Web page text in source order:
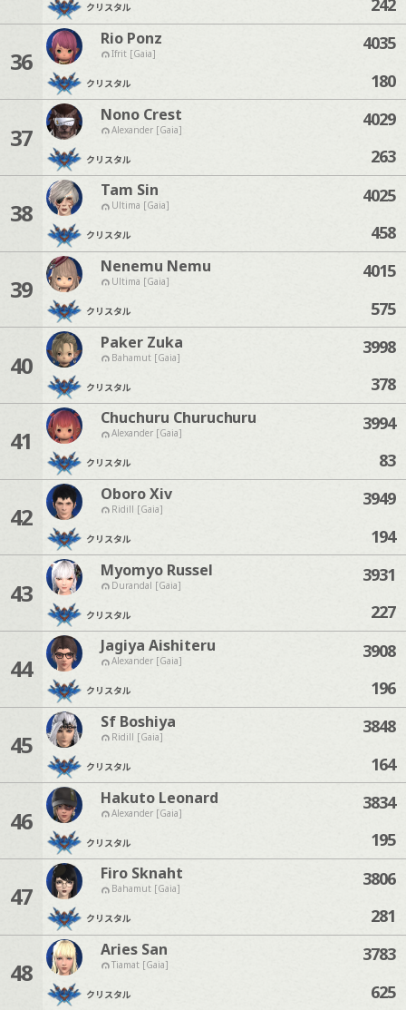
クリスタル 242
36
Rio Ponz
Ifrit [Gaia]
クリスタル
4035
180
37
Nono Crest
Alexander [Gaia]
クリスタル
4029
263
38
Tam Sin
Ultima [Gaia]
クリスタル
4025
458
39
Nenemu Nemu
Ultima [Gaia]
クリスタル
4015
575
40
Paker Zuka
Bahamut [Gaia]
クリスタル
3998
378
41
Chuchuru Churuchuru
Alexander [Gaia]
クリスタル
3994
83
42
Oboro Xiv
Ridill [Gaia]
クリスタル
3949
194
43
Myomyo Russel
Durandal [Gaia]
クリスタル
3931
227
44
Jagiya Aishiteru
Alexander [Gaia]
クリスタル
3908
196
45
Sf Boshiya
Ridill [Gaia]
クリスタル
3848
164
46
Hakuto Leonard
Alexander [Gaia]
クリスタル
3834
195
47
Firo Sknaht
Bahamut [Gaia]
クリスタル
3806
281
48
Aries San
Tiamat [Gaia]
クリスタル
3783
625